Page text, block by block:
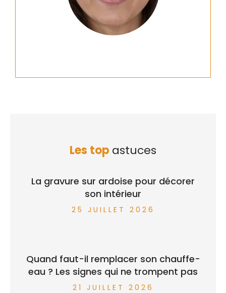
Les top astuces
La gravure sur ardoise pour décorer
son intérieur
25 JUILLET 2026
Quand faut-il remplacer son chauffe-
eau ? Les signes qui ne trompent pas
21 JUILLET 2026